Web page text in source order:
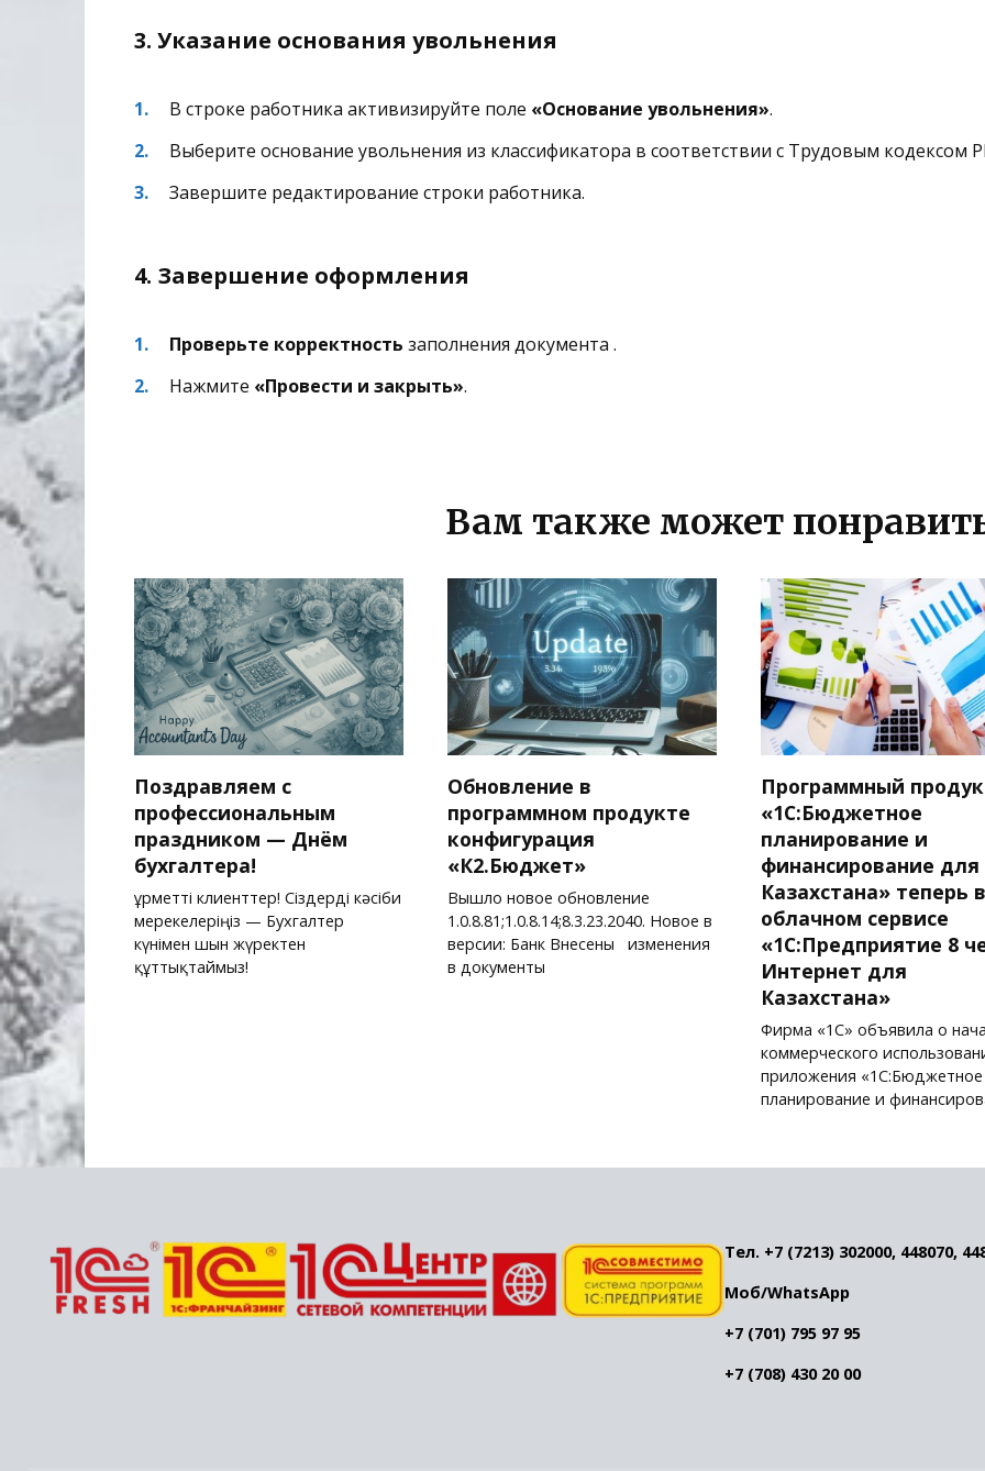
3. Указание основания увольнения
В строке работника активизируйте поле «Основание увольнения».
Выберите основание увольнения из классификатора в соответствии с Трудовым кодексом
Завершите редактирование строки работника.
4. Завершение оформления
Проверьте корректность заполнения документа .
Нажмите «Провести и закрыть».
Вам также может
Поздравляем с
профессиональным
праздником — Днём
бухгалтера!
Құрметті клиенттер! Сіздерді кәсіби
мерекелеріңіз — Бухгалтер
күнімен шын жүректен
құттықтаймыз!
Обновление в
программном продукте
конфигурация
«К2.Бюджет»
Вышло новое обновление
1.0.8.81;1.0.8.14;8.3.23.2040. Новое в
версии: Банк Внесены изменения
в документы
Программный
«1С:Бюджетное
планирование и
финансирование для
Казахстана» теперь в
облачном сервисе
«1С:Предприятие 8
Интернет для
Казахстана»
Фирма «1С» объявила о
коммерческого
приложения «1С:Бюджетное
планирование и
Тел. +7 (7213) 302000, 448070,
Моб/WhatsApp
+7 (701) 795 97 95
+7 (708) 430 20 00